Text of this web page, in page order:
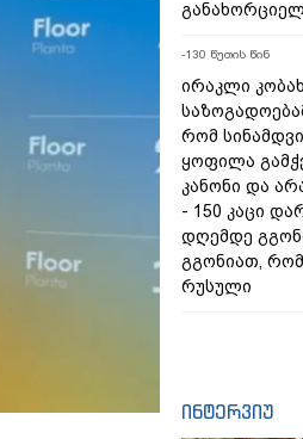
-130 წუთის წინ
ირაკლი
რომ
ყოფილა
კანონი და
- 150 კაცი
დღემდე
გგონიათ, რომ
რუსული
ინტერვიუ